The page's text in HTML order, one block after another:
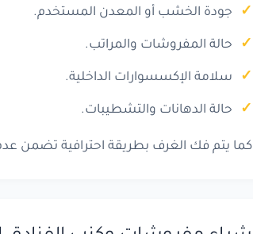
جودة الخشب أو المعدن المستخدم.
حالة المفروشات والمراتب.
سلامة الإكسسوارات الداخلية.
حالة الدهانات والتشطيبات.
كما يتم فك الغرف بطريقة احترافية تضمن